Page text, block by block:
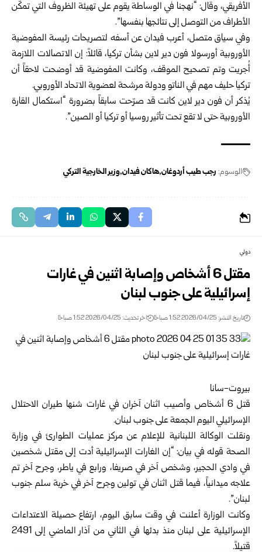
الأفريقي، وقال: “نهجنا في الوساطة يقوم على تهيئة الظروف التي تمكّن
الأطراف من التوصل إلى نتائجها بنفسها”.
وفي سياق متصل، أعرب فيدان عن أسفه لتصريحات رئيسة المفوضية
الأوروبية أورسولا فون دير لاين بشأن تركيا، قائلاً: إن الاتصالات اللازمة
أُجريت وتم تصحيح الموقف، وكانت المفوضية قد أوضحت لاحقاً أن
تركيا حليف مهم في الناتو ودولة مرشحة لعضوية الاتحاد الأوروبي.
يُذكر أن فون دير لاين كانت قد صرّحت سابقاً بضرورة “استكمال القارة
الأوروبية حتى لا تقع تحت تأثير روسيا أو تركيا أو الصين”.
الوسوم: رجب طيب أردوغان هاكان فيدان وزير الخارجية التركي
دولي
مقتل 6 أشخاص وإصابة اثنين في غارات
إسرائيلية على جنوب لبنان
تاريخ النشر: 2026/04/25 1:52 صباحًا اخر تحديث: 2026/04/25 1:52 صباحًا
بيروت-سانا
قتل 6 أشخاص وأصيب اثنان آخران في غارات شنها طيران الاحتلال
الإسرائيلي اليوم الجمعة على جنوب لبنان.
ونقلت الوكالة اللبنانية للإعلام عن مركز عمليات الطوارئ في وزارة
الصحة قوله في بيان: “إن الغارات الإسرائيلية أدت إلى مقتل شخصين
في وادي الحجير، وشخص آخر في صريفا، ورابع في ياطر، وجرح آخر تم
علاجه ميدانياً، فيما قتل اثنان في تولين وجرح آخر في خربة سلم جنوب
لبنان”.
وكانت الوزارة أعلنت في وقت سابق اليوم، ارتفاع حصيلة الاعتداءات
الإسرائيلية على لبنان منذ بدئها في الثاني من آذار الماضي إلى 2491
قتيلاً.